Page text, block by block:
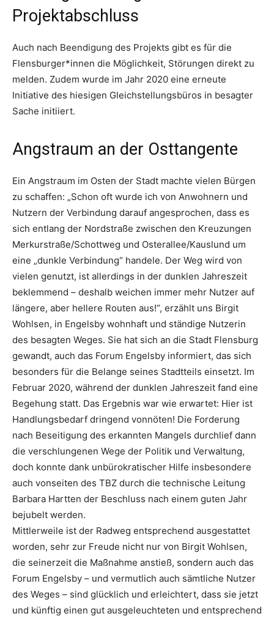
Projektabschluss
Auch nach Beendigung des Projekts gibt es für die
Flensburger*innen die Möglichkeit, Störungen direkt zu
melden. Zudem wurde im Jahr 2020 eine erneute
Initiative des hiesigen Gleichstellungsbüros in besagter
Sache initiiert.
Angstraum an der Osttangente
Ein Angstraum im Osten der Stadt machte vielen Bürgen
zu schaffen: „Schon oft wurde ich von Anwohnern und
Nutzern der Verbindung darauf angesprochen, dass es
sich entlang der Nordstraße zwischen den Kreuzungen
Merkurstraße/Schottweg und Osterallee/Kauslund um
eine „dunkle Verbindung“ handele. Der Weg wird von
vielen genutzt, ist allerdings in der dunklen Jahreszeit
beklemmend – deshalb weichen immer mehr Nutzer auf
längere, aber hellere Routen aus!“, erzählt uns Birgit
Wohlsen, in Engelsby wohnhaft und ständige Nutzerin
des besagten Weges. Sie hat sich an die Stadt Flensburg
gewandt, auch das Forum Engelsby informiert, das sich
besonders für die Belange seines Stadtteils einsetzt. Im
Februar 2020, während der dunklen Jahreszeit fand eine
Begehung statt. Das Ergebnis war wie erwartet: Hier ist
Handlungsbedarf dringend vonnöten! Die Forderung
nach Beseitigung des erkannten Mangels durchlief dann
die verschlungenen Wege der Politik und Verwaltung,
doch konnte dank unbürokratischer Hilfe insbesondere
auch vonseiten des TBZ durch die technische Leitung
Barbara Hartten der Beschluss nach einem guten Jahr
bejubelt werden.
Mittlerweile ist der Radweg entsprechend ausgestattet
worden, sehr zur Freude nicht nur von Birgit Wohlsen,
die seinerzeit die Maßnahme anstieß, sondern auch das
Forum Engelsby – und vermutlich auch sämtliche Nutzer
des Weges – sind glücklich und erleichtert, dass sie jetzt
und künftig einen gut ausgeleuchteten und entsprechend